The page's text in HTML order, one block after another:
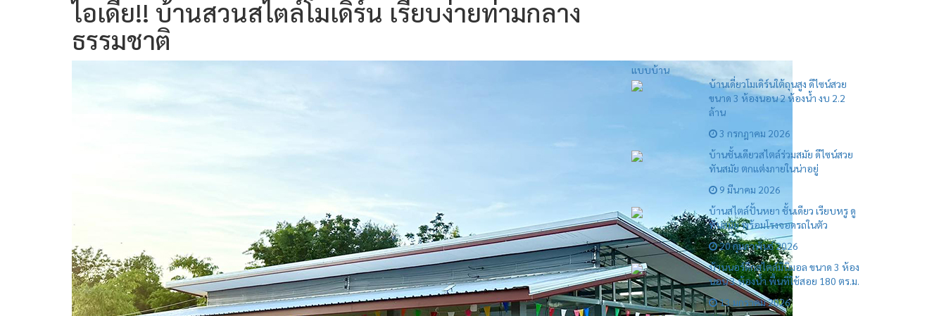
ไอเดีย!! บ้านสวนสไตล์โมเดิร์น เรียบง่ายท่ามกลาง
ธรรมชาติ
แบบบ้าน
บ้านเดี่ยวโมเดิร์นใต้ถุนสูง ดีไซน์สวย
ขนาด 3 ห้องนอน 2 ห้องน้ำ งบ 2.2
ล้าน
3 กรกฎาคม 2026
บ้านชั้นเดียวสไตล์ร่วมสมัย ดีไซน์สวย
ทันสมัย ตกแต่งภายในน่าอยู่
9 มีนาคม 2026
บ้านสไตล์ปั้นหยา ชั้นเดียว เรียบหรู ดู
ทันสมัย พร้อมโรงจอดรถในตัว
20 กุมภาพันธ์ 2026
บ้านนอร์ดิกสไตล์มินิมอล ขนาด 3 ห้อง
นอน 3 ห้องน้ำ พื้นที่ใช้สอย 180 ตร.ม.
13 มกราคม 2026